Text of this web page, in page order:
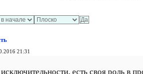
21:31
есть своя роль в